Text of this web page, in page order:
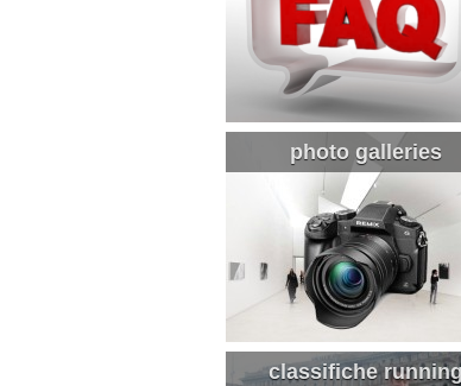
photo galleries
classifiche